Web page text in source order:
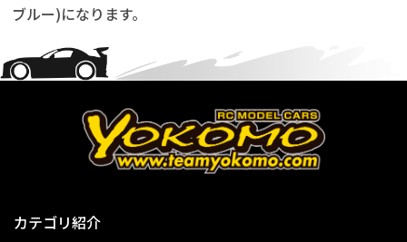
ブルー)になります。
カテゴリ紹介